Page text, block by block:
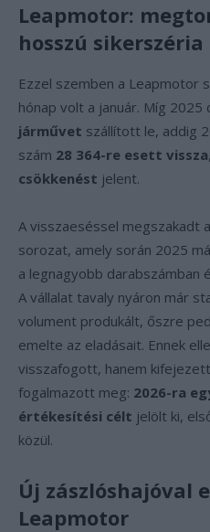
Leapmotor:
hosszú
Ezzel szemben a Leapmotor
hónap volt a január. Míg
járművet szállított le, addig
szám 28 364-re esett vissza
csökkenést jelent.
A visszaeséssel megszakadt
sorozat, amely során 2025
a legnagyobb darabszámban
A vállalat tavaly nyáron már
volument produkált, őszre
emelte az eladásait. Ennek
visszafogott, hanem
fogalmazott meg: 2026-ra
értékesítési célt jelölt ki,
közül.
Új zászlóshajóval
Leapmotor